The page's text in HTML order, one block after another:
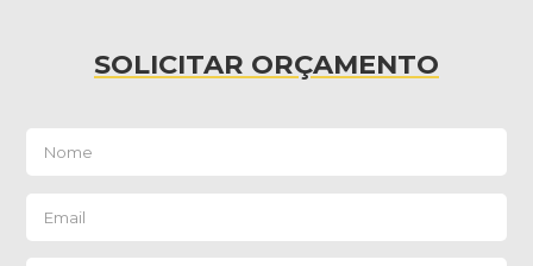
SOLICITAR ORÇAMENTO